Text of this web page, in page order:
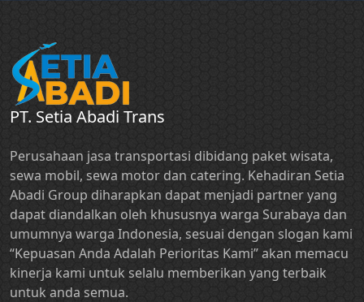
PT. Setia Abadi Trans
Perusahaan jasa transportasi dibidang paket wisata,
sewa mobil, sewa motor dan catering. Kehadiran Setia
Abadi Group diharapkan dapat menjadi partner yang
dapat diandalkan oleh khususnya warga Surabaya dan
umumnya warga Indonesia, sesuai dengan slogan kami
“Kepuasan Anda Adalah Perioritas Kami” akan memacu
kinerja kami untuk selalu memberikan yang terbaik
untuk anda semua.